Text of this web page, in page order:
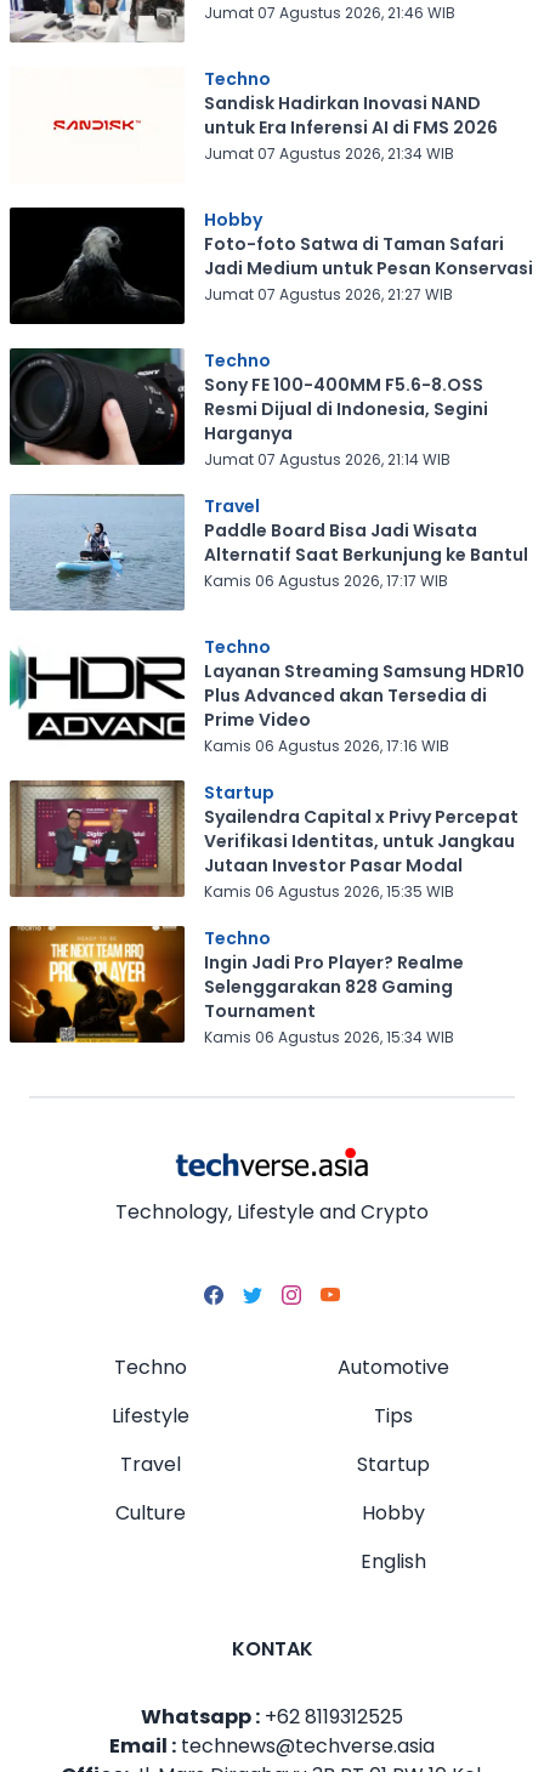
Jumat 07 Agustus 2026, 21:46 WIB
Techno
Sandisk Hadirkan Inovasi NAND
untuk Era Inferensi AI di FMS 2026
Jumat 07 Agustus 2026, 21:34 WIB
Hobby
Foto-foto Satwa di Taman Safari
Jadi Medium untuk Pesan Konservasi
Jumat 07 Agustus 2026, 21:27 WIB
Techno
Sony FE 100-400MM F5.6-8.OSS
Resmi Dijual di Indonesia, Segini
Harganya
Jumat 07 Agustus 2026, 21:14 WIB
Travel
Paddle Board Bisa Jadi Wisata
Alternatif Saat Berkunjung ke Bantul
Kamis 06 Agustus 2026, 17:17 WIB
Techno
Layanan Streaming Samsung HDR10
Plus Advanced akan Tersedia di
Prime Video
Kamis 06 Agustus 2026, 17:16 WIB
Startup
Syailendra Capital x Privy Percepat
Verifikasi Identitas, untuk Jangkau
Jutaan Investor Pasar Modal
Kamis 06 Agustus 2026, 15:35 WIB
Techno
Ingin Jadi Pro Player? Realme
Selenggarakan 828 Gaming
Tournament
Kamis 06 Agustus 2026, 15:34 WIB
Technology, Lifestyle and Crypto
Techno
Lifestyle
Travel
Culture
Automotive
Tips
Startup
Hobby
English
KONTAK
Whatsapp : +62 8119312525
Email : technews@techverse.asia